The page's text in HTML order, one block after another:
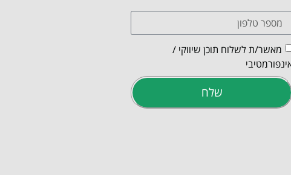
מאשר/ת לשלוח תוכן שיווקי /
שלח